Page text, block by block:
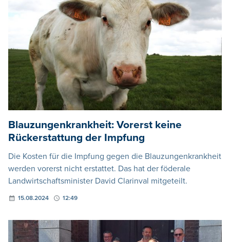
Blauzungenkrankheit: Vorerst keine
Rückerstattung der Impfung
Die Kosten für die Impfung gegen die Blauzungenkrankheit
werden vorerst nicht erstattet. Das hat der föderale
Landwirtschaftsminister David Clarinval mitgeteilt.
15.08.2024 12:49